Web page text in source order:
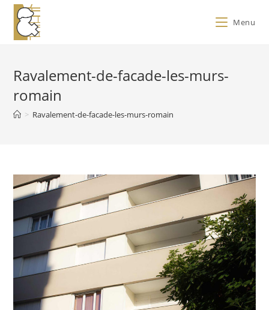
Menu
Ravalement-de-facade-les-murs-
romain
> Ravalement-de-facade-les-murs-romain